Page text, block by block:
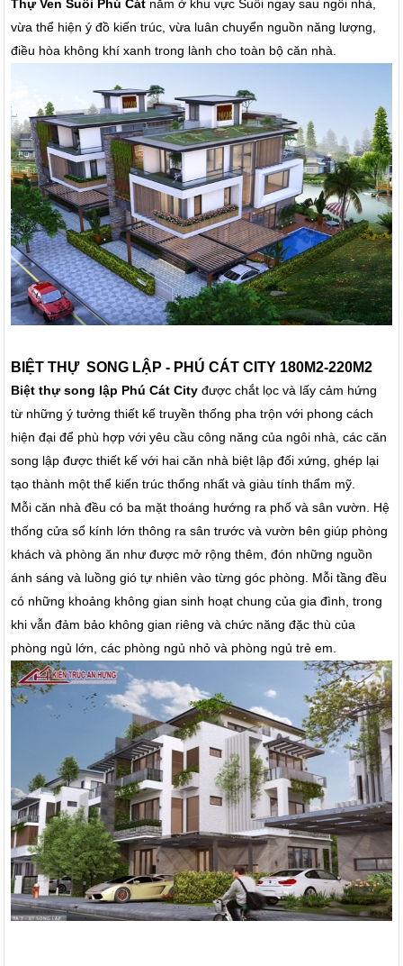
Thự Ven Suối Phú Cát nằm ở khu vực Suối ngay sau ngôi nhà,
vừa thể hiện ý đồ kiến trúc, vừa luân chuyển nguồn năng lượng,
điều hòa không khí xanh trong lành cho toàn bộ căn nhà.
BIỆT THỰ SONG LẬP - PHÚ CÁT CITY 180M2-220M2
Biệt thự song lập Phú Cát Cityđược chắt lọc và lấy cảm hứng
từ những ý tưởng thiết kế truyền thống pha trộn với phong cách
hiện đại để phù hợp với yêu cầu công năng của ngôi nhà, các căn
song lập được thiết kế với hai căn nhà biệt lập đối xứng, ghép lại
tạo thành một thể kiến trúc thống nhất và giàu tính thẩm mỹ.
Mỗi căn nhà đều có ba mặt thoáng hướng ra phố và sân vườn. Hệ
thống cửa sổ kính lớn thông ra sân trước và vườn bên giúp phòng
khách và phòng ăn như được mở rộng thêm, đón những nguồn
ánh sáng và luồng gió tự nhiên vào từng góc phòng. Mỗi tầng đều
có những khoảng không gian sinh hoạt chung của gia đình, trong
khi vẫn đảm bảo không gian riêng và chức năng đặc thù của
phòng ngủ lớn, các phòng ngủ nhỏ và phòng ngủ trẻ em.